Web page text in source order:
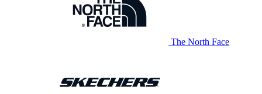
The North Face